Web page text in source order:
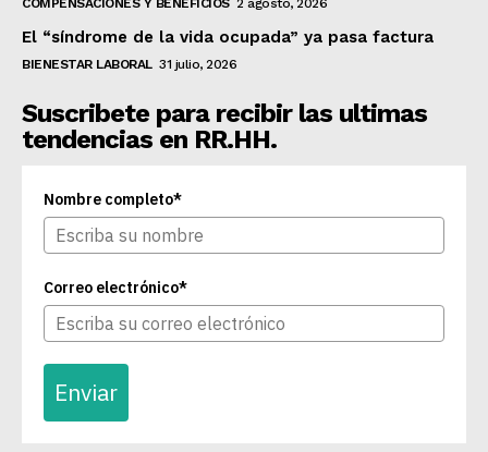
COMPENSACIONES Y BENEFICIOS 2 agosto, 2026
El “síndrome de la vida ocupada” ya pasa factura
BIENESTAR LABORAL 31 julio, 2026
Suscribete para recibir las ultimas
tendencias en RR.HH.
Nombre completo*
Correo electrónico*
Enviar